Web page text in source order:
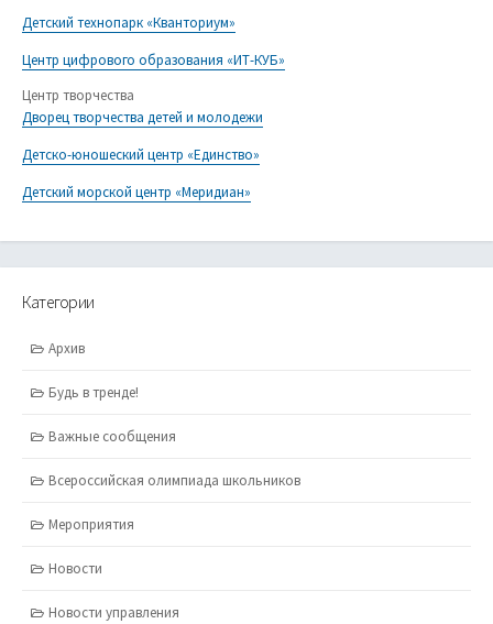
Детский технопарк «Кванториум»
Центр цифрового образования «ИТ-КУБ»
Центр творчества
Дворец творчества детей и молодежи
Детско-юношеский центр «Единство»
Детский морской центр «Меридиан»
Категории
Архив
Будь в тренде!
Важные сообщения
Всероссийская олимпиада школьников
Мероприятия
Новости
Новости управления